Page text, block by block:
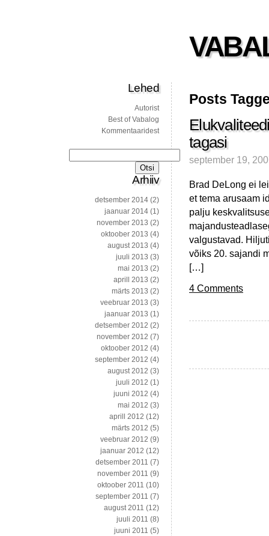
Posts
tagasi
september 19,
Brad DeLong ei
et tema arusaam
palju
valgustavad.
võiks 20. sajandi
[…]
4 Comments
Lehed
Autorist
Best of Vabalog
Kommentaaridest
Arhiiv
detsember 2014 (2)
jaanuar 2014 (1)
november 2013 (2)
oktoober 2013 (4)
august 2013 (4)
juuli 2013 (3)
mai 2013 (2)
aprill 2013 (2)
märts 2013 (2)
veebruar 2013 (3)
jaanuar 2013 (1)
detsember 2012 (2)
november 2012 (7)
oktoober 2012 (4)
september 2012 (4)
august 2012 (3)
juuli 2012 (1)
juuni 2012 (4)
mai 2012 (3)
aprill 2012 (12)
märts 2012 (5)
veebruar 2012 (9)
jaanuar 2012 (12)
detsember 2011 (7)
november 2011 (9)
oktoober 2011 (10)
september 2011 (7)
august 2011 (12)
juuli 2011 (8)
juuni 2011 (5)